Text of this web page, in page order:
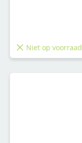
Niet op voorraad